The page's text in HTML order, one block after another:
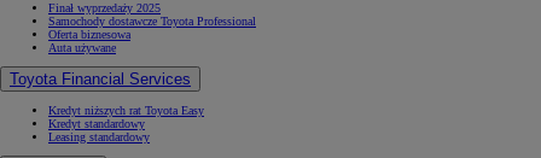
Finał wyprzedaży 2025
Samochody dostawcze Toyota Professional
Oferta biznesowa
Auta używane
Toyota Financial Services
Kredyt niższych rat Toyota Easy
Kredyt standardowy
Leasing standardowy